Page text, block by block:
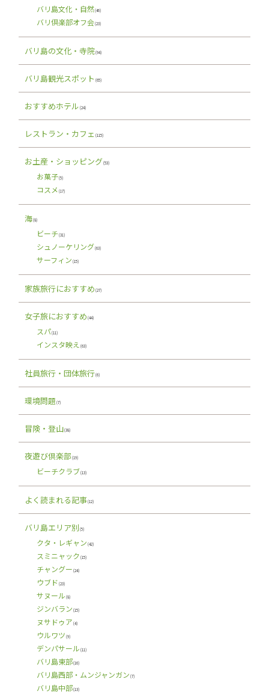
バリ島文化・自然(46)
バリ倶楽部オフ会(23)
バリ島の文化・寺院(94)
バリ島観光スポット (65)
おすすめホテル (24)
レストラン・カフェ (115)
お土産・ショッピング(53)
お菓子(5)
コスメ (17)
海(8)
ビーチ(31)
シュノーケリング(63)
サーフィン (15)
家族旅行におすすめ (27)
女子旅におすすめ (44)
スパ(11)
インスタ映え (63)
社員旅行・団体旅行(6)
環境問題 (7)
冒険・登山(38)
夜遊び倶楽部 (19)
ビーチクラブ(13)
よく読まれる記事(12)
バリ島エリア別 (5)
クタ・レギャン (42)
スミニャック (15)
チャングー (24)
ウブド (23)
サヌール (8)
ジンバラン (15)
ヌサドゥア (4)
ウルワツ (9)
デンパサール (11)
バリ島東部(16)
バリ島西部・ムンジャンガン (7)
バリ島中部(13)